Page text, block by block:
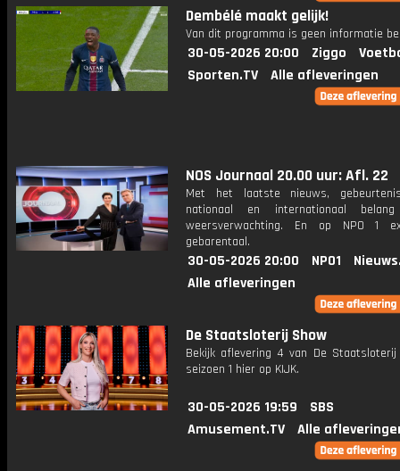
Dembélé maakt gelijk!
Van dit programma is geen informatie
30-05-2026 20:00 Ziggo
Sporten.TV
Alle afleveringen
NOS Journaal 20.00 uur: Afl. 22
Met het laatste nieuws,
nationaal en internationaal
weersverwachting. En op NPO 1
gebarentaal.
30-05-2026 20:00 NPO1
Alle afleveringen
De Staatsloterij Show
Bekijk aflevering 4 van De
seizoen 1 hier op KIJK.
30-05-2026 19:59
SBS
Amusement.TV
Alle